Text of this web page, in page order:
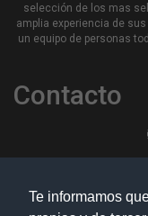
Te informamos
selección de los mas
amplia experiencia de
un equipo de personas
Contacto
Calle Hierro 13, nave 6